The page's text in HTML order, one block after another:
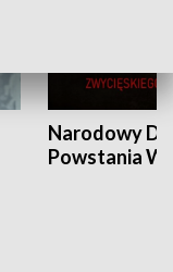
Narodowy
Powstania